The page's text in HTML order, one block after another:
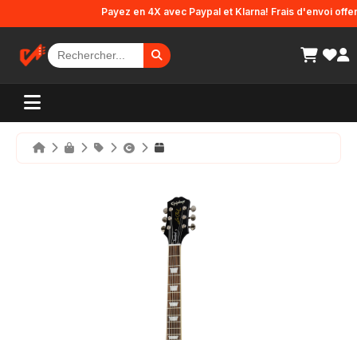
Payez en 4X avec Paypal et Klarna! Frais d'envoi
Panneau de gestion des cookies